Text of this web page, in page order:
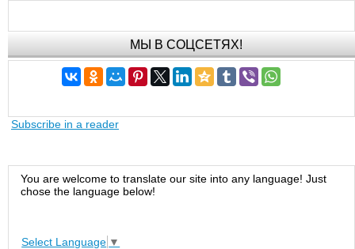
МЫ В СОЦСЕТЯХ!
Subscribe in a reader
You are welcome to translate our site into any language! Just
chose the language below!
Select Language ▼